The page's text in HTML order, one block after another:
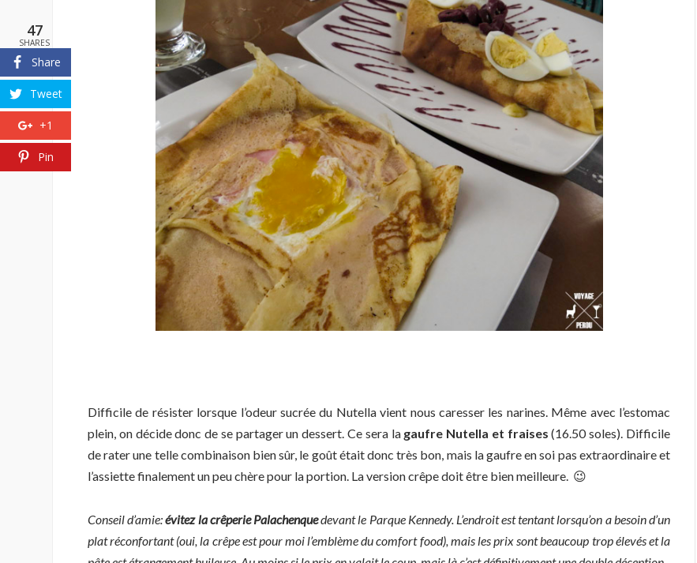
Difficile de résister lorsque l’odeur sucrée du Nutella vient nous caresser les narines. Même avec l’estomac
plein, on décide donc de se partager un dessert. Ce sera la gaufre Nutella et fraises (16.50 soles). Difficile
de rater une telle combinaison bien sûr, le goût était donc très bon, mais la gaufre en soi pas extraordinaire et
l’assiette finalement un peu chère pour la portion. La version crêpe doit être bien meilleure. 😉
Conseil d’amie:évitez la crêperie Palachenquedevant le Parque Kennedy. L’endroit est tentant lorsqu’on a besoin d’un
plat réconfortant (oui, la crêpe est pour moi l’emblème du comfort food), mais les prix sont beaucoup trop élevés et la
47
SHARES
Share
Tweet
+1
Pin